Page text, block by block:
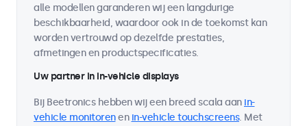
alle modellen garanderen wij een langdurige
beschikbaarheid, waardoor ook in de toekomst kan
worden vertrouwd op dezelfde prestaties,
afmetingen en productspecificaties.
Uw partner in in-vehicle displays
Bij Beetronics hebben wij een breed scala aan in-
vehicle monitorenen in-vehicle touchscreens. Met